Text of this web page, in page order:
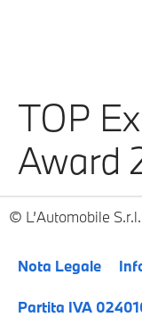
TOP
Award
L’Automobile S.r.l.
Nota Legale
Partita IVA